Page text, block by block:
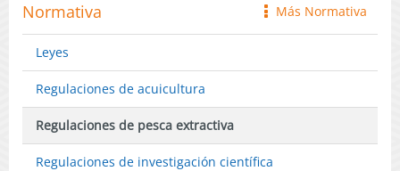
icono
Más Normativa
Normativa
Leyes
Regulaciones de acuicultura
Regulaciones de pesca extractiva
Regulaciones de investigación científica